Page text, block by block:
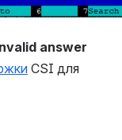
answer
CSI для